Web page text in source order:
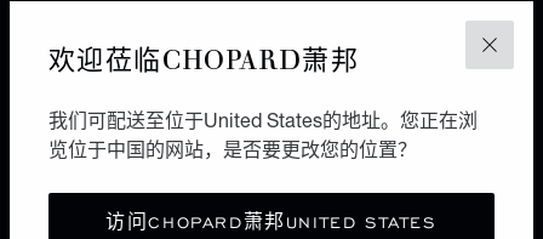
关闭
欢迎莅临CHOPARD萧邦
我们可配送至位于United States的地址。您正在浏
览位于中国的网站，是否要更改您的位置？
访问CHOPARD萧邦UNITED STATES
品牌首枚机芯，以致敬1860年创立Chopard萧邦品牌的
路易-于利斯·萧邦（Louis-Ulysse Chopard）的传承精
种性能，在当时独树一帜，标志着Chopard萧邦制表工坊
和L.U.C.奢华腕表系列的诞生。